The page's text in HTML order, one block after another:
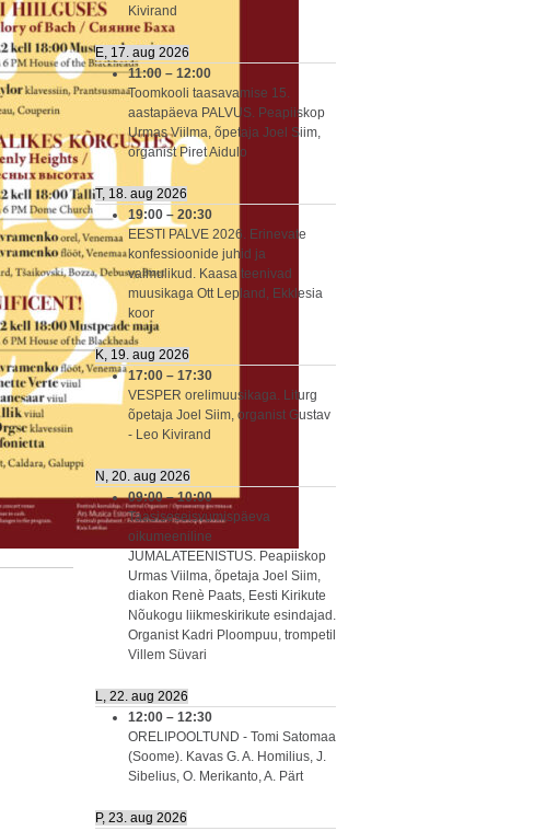
Kivirand
E, 17. aug 2026
11:00 – 12:00
Toomkooli taasavamise 15.
aastapäeva PALVUS. Peapiiskop
Urmas Viilma, õpetaja Joel Siim,
organist Piret Aidulo
T, 18. aug 2026
19:00 – 20:30
EESTI PALVE 2026. Erinevate
konfessioonide juhid ja
vaimulikud. Kaasa teenivad
muusikaga Ott Lepland, Ekklesia
koor
K, 19. aug 2026
17:00 – 17:30
VESPER orelimuusikaga. Liturg
õpetaja Joel Siim, organist Gustav
- Leo Kivirand
N, 20. aug 2026
09:00–10:00
Taasiseseisvumispäeva
oikumeeniline
JUMALATEENISTUS. Peapiiskop
Urmas Viilma, õpetaja Joel Siim,
diakon Renè Paats, Eesti Kirikute
Nõukogu liikmeskirikute esindajad.
Organist Kadri Ploompuu, trompetil
Villem Süvari
L, 22. aug 2026
12:00 – 12:30
ORELIPOOLTUND - Tomi Satomaa
(Soome). Kavas G. A. Homilius, J.
Sibelius, O. Merikanto, A. Pärt
P, 23. aug 2026